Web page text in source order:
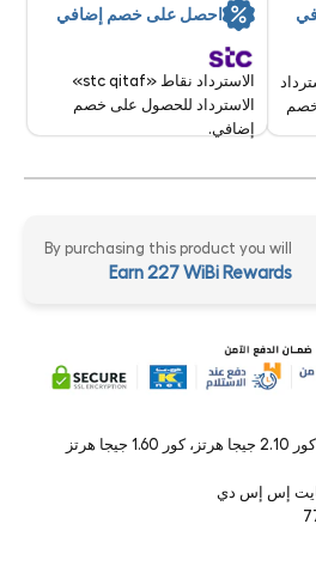
احصل على خصم إضافي
الاسترداد نقاط «stc qitaf»
الاسترداد للحصول على خصم
إضافي.
By purchasing this product you will
Earn 227 WiBi Rewards
Intel® Core ™ Core آي 7كور 2.10 جيجا هرتز، كور 1.60 جيجا هرتز